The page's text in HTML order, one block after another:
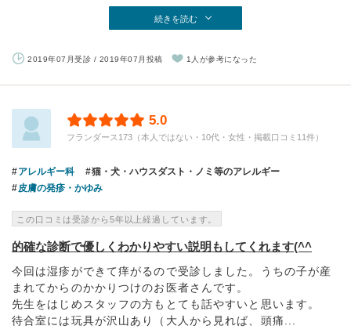
続きを読む
2019年07月受診 / 2019年07月投稿 1人が参考になった
5.0
フランダース173（本人ではない・10代・女性・掲載口コミ11件）
アレルギー科
猫・犬・ハウスダスト・ノミ等のアレルギー
皮膚の発疹・かゆみ
この口コミは受診から5年以上経過しています。
的確な診断で優しくわかりやすい説明もしてくれます(^^
今回は湿疹ができて痒がるので受診しました。うちの子が産
まれてからのかかりつけのお医者さんです。
先生をはじめスタッフの方もとても話やすいと思います。
待合室には玩具が沢山あり（大人から見れば、頭痛...